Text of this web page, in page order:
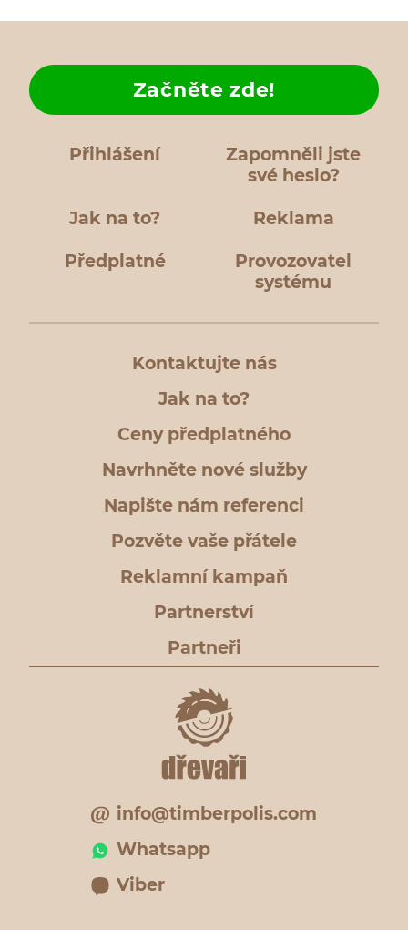
Přihlášení
Zapomněli jste
své heslo?
Jak na to?
Začněte zde!
Reklama
Předplatné
Provozovatel
systému
Kontaktujte nás
Jak na to?
Ceny předplatného
Navrhněte nové služby
Napište nám referenci
Pozvěte vaše přátele
Reklamní kampaň
Partnerství
Partneři
info@timberpolis.com
Whatsapp
Viber